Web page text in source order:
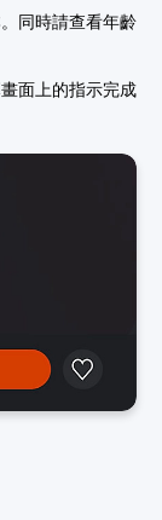
同時請查看年齡
面上的指示完成